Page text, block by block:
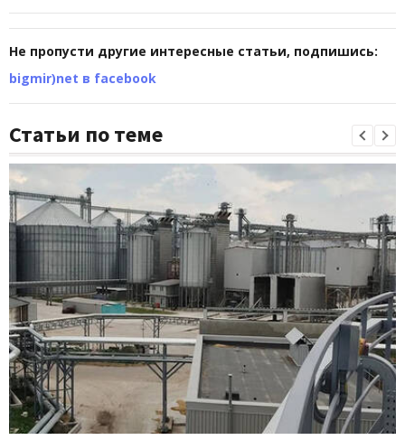
Не пропусти другие интересные статьи, подпишись:
bigmir)net в facebook
Статьи по теме